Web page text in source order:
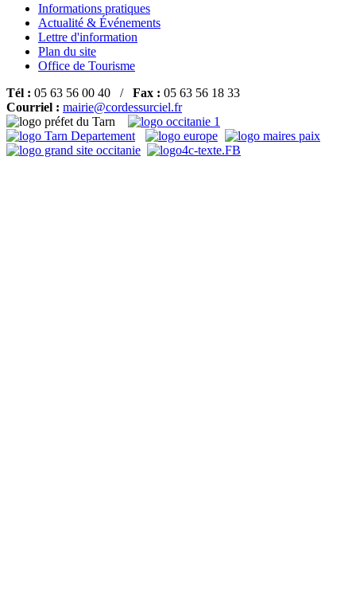
Informations pratiques
Actualité & Événements
Lettre d'information
Plan du site
Office de Tourisme
Tél : 05 63 56 00 40 / Fax : 05 63 56 18 33
Courriel : mairie@cordessurciel.fr